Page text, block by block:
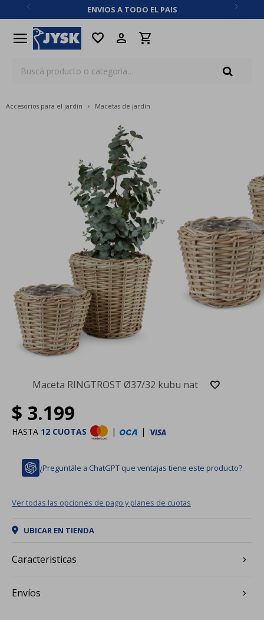
ENVIOS A TODO EL PAIS
menu favorite
Accesorios para el jardín Macetas de jardín
Maceta RINGTROST Ø37/32 kubu nat
$ 3.199
HASTA 12 CUOTAS | |
¿Preguntále a ChatGPT que ventajas tiene este producto?
Ver todas las opciones de pago y planes de cuotas
UBICAR EN TIENDA
Caracteristicas
Envíos
close